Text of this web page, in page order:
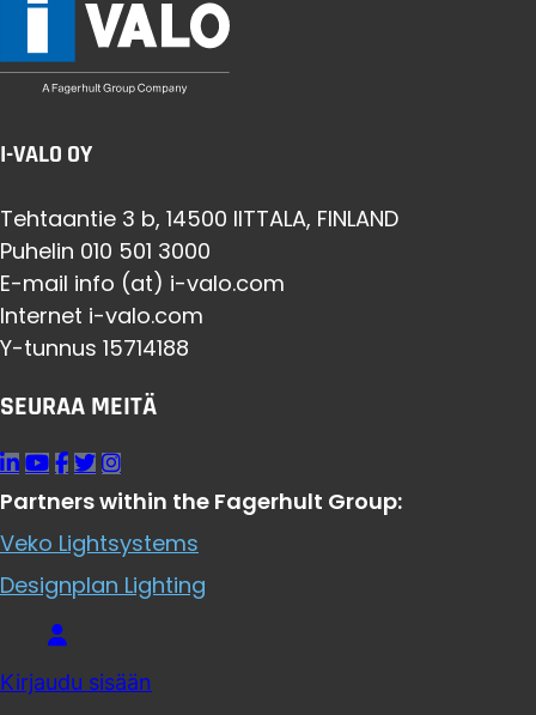
I-VALO OY
Tehtaantie 3 b, 14500 IITTALA, FINLAND
Puhelin 010 501 3000
E-mail info (at) i-valo.com
Internet i-valo.com
Y-tunnus 15714188
SEURAA MEITÄ
Partners within the Fagerhult Group:
Veko Lightsystems
Designplan Lighting
Kirjaudu sisään